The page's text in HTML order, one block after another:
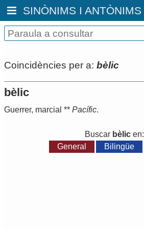
SINÒNIMS I ANTÒNIMS
Coincidències per a: bèlic
bèlic
Guerrer, marcial ** Pacífic.
Buscar bèlic en:
General
Bilingüe